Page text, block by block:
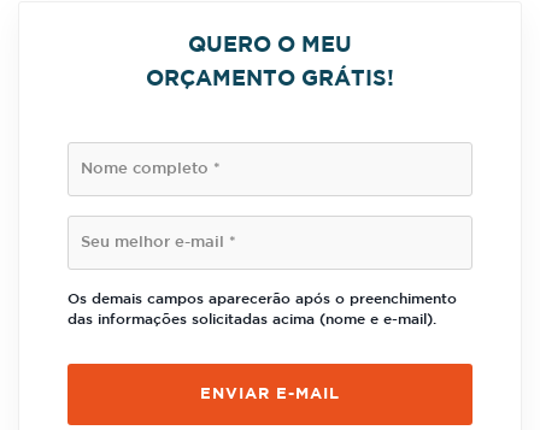
QUERO O MEU
ORÇAMENTO GRÁTIS!
Os demais campos aparecerão após o preenchimento
das informações solicitadas acima (nome e e-mail).